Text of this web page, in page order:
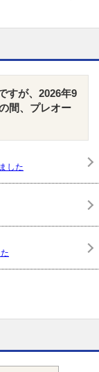
すが、2026年9
間、プレオー
した